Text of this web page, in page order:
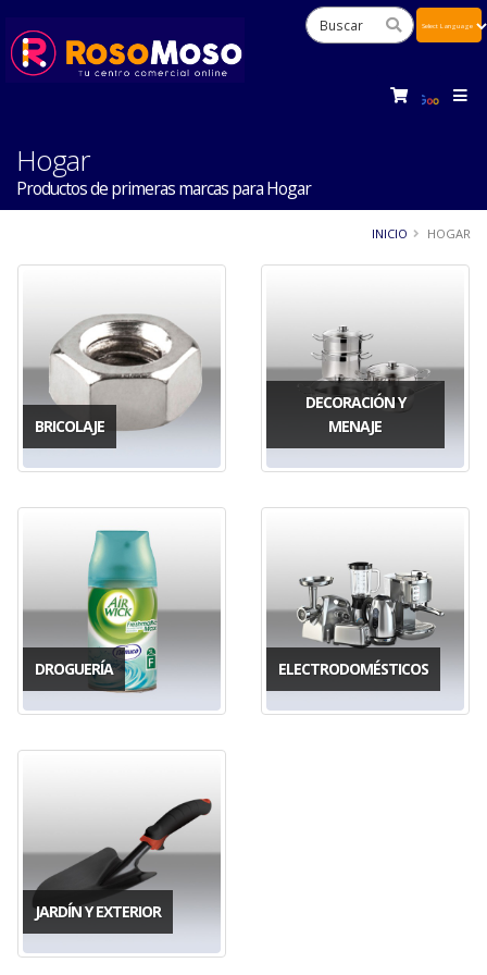
Hogar
Productos de primeras marcas para Hogar
INICIO HOGAR
BRICOLAJE
DECORACIÓN Y
MENAJE
DROGUERÍA ELECTRODOMÉSTICOS
JARDÍN Y EXTERIOR